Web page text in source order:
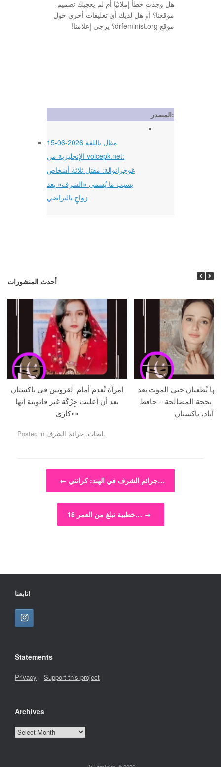
هل وجدت خطأ إملائيًا أم لم يعجبك تصميم
موقعنا؟ أو هل لديك أي تعليقات أخرى حول
موقع drfeminist.org؟ يرجى إعلامنا!
المصدر:
15-06-2026 مقال باللغة
الإنجليزية من voicepk.net:
غوجرانوالة: مقتل ثلاثة أشخاص
بسبب ما يُسمى «الشرف» بعد
زواجٍ بالتراضي
أحدث المنشورات
امرأة تُعدم أمام القرويين في باكستان
بعد أن أعلنت جِرْگة غير قانونية أنها
«كاري»
يُطعنان حتى الموت بعد
بحجة المصالحة – حافظ
آباد، باكستان
Posted in ابحاث, جرائم الشرف .
Post navigation
← جرائم الشرف في الهند: كرانتي…
خطيبة تبلغ من العمر 18… →
تابعنا!
Statements
Privacy –Support this project
Archives
Archives